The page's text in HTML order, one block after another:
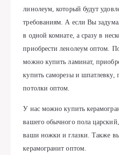
линолеум, который будут
требованиям. А если Вы
в одной комнате, а сразу в
приобрести ленолеум оптом.
можно купить ламинат,
купить саморезы и шпатлевку,
потолки оптом.
У нас можно купить
вашего обычного пола
ваши ножки и глазки. Также
керамогранит оптом.